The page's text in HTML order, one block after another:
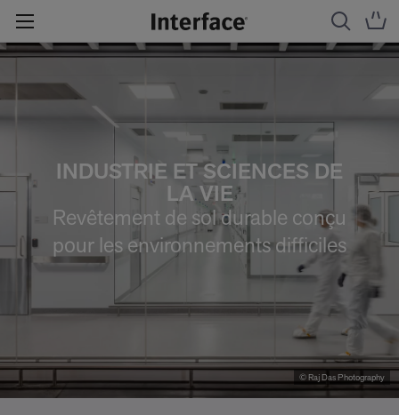
© Raj Das Photography
INDUSTRIE ET SCIENCES DE
LA VIE
Revêtement de sol durable conçu
pour les environnements difficiles